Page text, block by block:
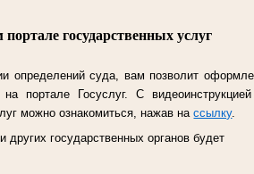
государственных услуг
определений суда, вам позволит
на портале Госуслуг.С
можно ознакомиться, нажав нассылку.
государственных органов будет